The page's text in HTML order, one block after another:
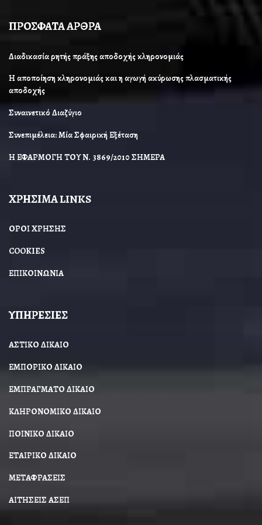
ΠΡΟΣΦΑΤΑ ΑΡΘΡΑ
Διαδικασία ρητής πράξης αποδοχής κληρονομιάς
Η αποποίηση κληρονομιάς και η αγωγή ακύρωσης πλασματικής
αποδοχής
Συναινετικό Διαζύγιο
Συνεπιμέλεια: Μία Σφαιρική Εξέταση
Η ΕΦΑΡΜΟΓΗ ΤΟΥ Ν. 3869/2010 ΣΗΜΕΡΑ
ΧΡΗΣΙΜΑ LINKS
ΟΡΟΙ ΧΡΗΣΗΣ
COOKIES
ΕΠΙΚΟΙΝΩΝΙΑ
ΥΠΗΡΕΣΙΕΣ
ΑΣΤΙΚΟ ΔΙΚΑΙΟ
ΕΜΠΟΡΙΚΟ ΔΙΚΑΙΟ
ΕΜΠΡΑΓΜΑΤΟ ΔΙΚΑΙΟ
ΚΛΗΡΟΝΟΜΙΚΟ ΔΙΚΑΙΟ
ΠΟΙΝΙΚΟ ΔΙΚΑΙΟ
ΕΤΑΙΡΙΚΟ ΔΙΚΑΙΟ
ΜΕΤΑΦΡΑΣΕΙΣ
ΑΙΤΗΣΕΙΣ ΑΣΕΠ